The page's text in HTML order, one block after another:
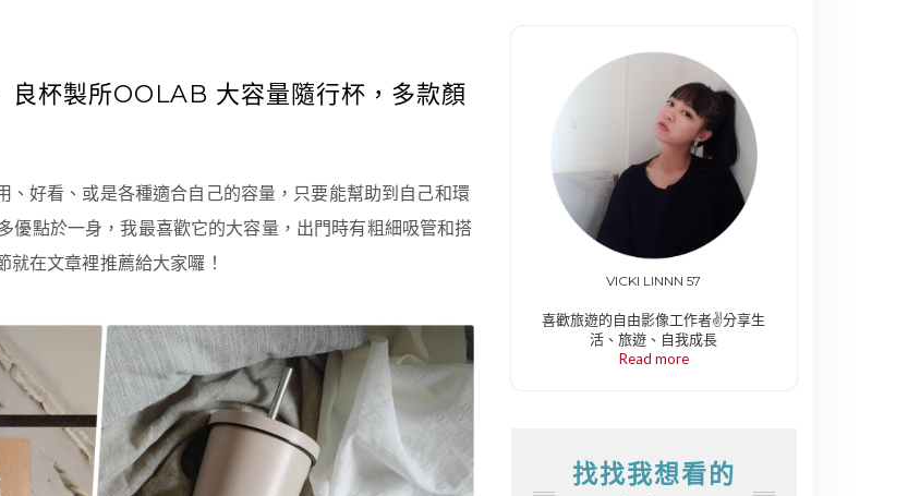
良杯製所OOLAB 大容量隨行杯，多款顏
好看、或是各種適合自己的容量，只要能幫助到自己和環
優點於一身，我最喜歡它的大容量，出門時有粗細吸管和搭
在文章裡推薦給大家囉！
VICKI LINNN 57
喜歡旅遊的自由影像工作者✌️分享生
活、旅遊、自我成長
Read more
找找我想看的